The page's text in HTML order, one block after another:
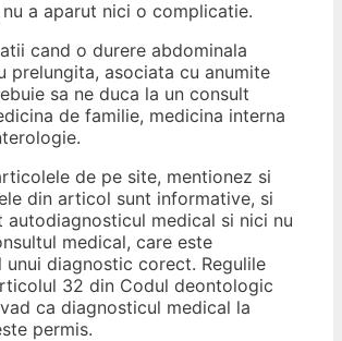
a aparut nici o complicatie.
cand o durere abdominala
prelungita, asociata cu anumite
sa ne duca la un consult
de familie, medicina interna
de pe site, mentionez si
din articol sunt informative, si
autodiagnosticul medical si nici nu
medical, care este
unui diagnostic corect. Regulile
32 din Codul deontologic
ca diagnosticul medical la
permis.